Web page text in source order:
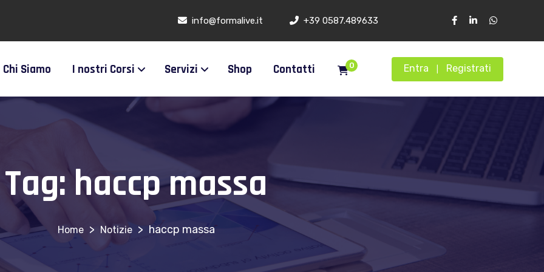
info@formalive.it +39 0587.489633
Chi Siamo I nostri Corsi Servizi Shop Contatti 0 Entra Registrati
Tag:haccp massa
> Notizie > haccp massa